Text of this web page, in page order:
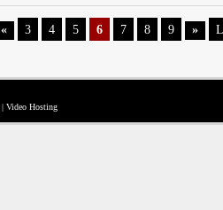
« 3 4 5 6 7 8 9 »
| Video Hosting